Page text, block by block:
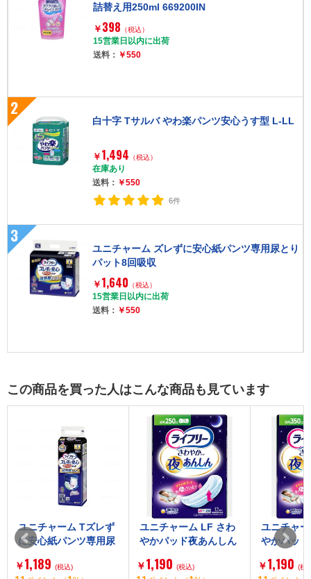
詰替え用250ml 669200IN
￥ 398 （税込）
15営業日以内に出荷
送料： ￥550
2
白十字 Tサルバ やわ楽パンツ安心うす型 L-LL
￥ 1,494 （税込）
在庫あり
送料： ￥550
6件
3
ユニチャーム ズレずに安心紙パンツ専用尿とり
パット8回吸収
￥ 1,640 （税込）
15営業日以内に出荷
送料： ￥550
この商品を買った人はこんな商品も見ています
ユニチャーム Tズレず
に安心紙パンツ専用尿
￥1,189 (税込)
ユニチャーム LF さわ
やかパッド夜あんしん
￥1,190 (税込)
ユニチャ
やかパッ
￥1,190 (税